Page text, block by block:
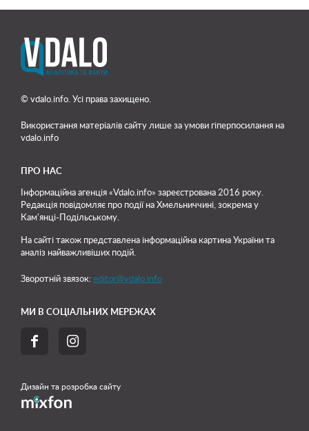
© vdalo.info. Усі права захищено.
Використання матеріалів сайту лише за умови гіперпосилання на
vdalo.info
ПРО НАС
Інформаційна агенція «Vdalo.info» зареєстрована 2016 року.
Редакція повідомляє про події на Хмельниччині, зокрема у
Кам'янці-Подільському.
На сайті також представлена інформаційна картина України та
аналіз найважливіших подій.
Зворотній звязок: editor@vdalo.info
МИ В СОЦІАЛЬНИХ МЕРЕЖАХ
 
Дизайн та розробка сайту